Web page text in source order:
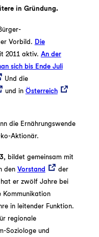
in Gründung.
Vorbild. Die
2011 aktiv. An der
sich bis Ende Juli
Und die
und in Österreich
die Ernährungswende
Aktionär.
bildet gemeinsam mit
den Vorstand
der
er zwölf Jahre bei
Kommunikation
in leitender Funktion.
regionale
Soziologe und